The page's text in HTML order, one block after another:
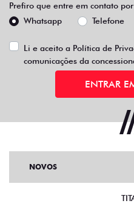
Prefiro que entre em contato
Whatsapp
Telefone
Li e aceito a Política de
comunicações da
ENTRAR
NOVOS